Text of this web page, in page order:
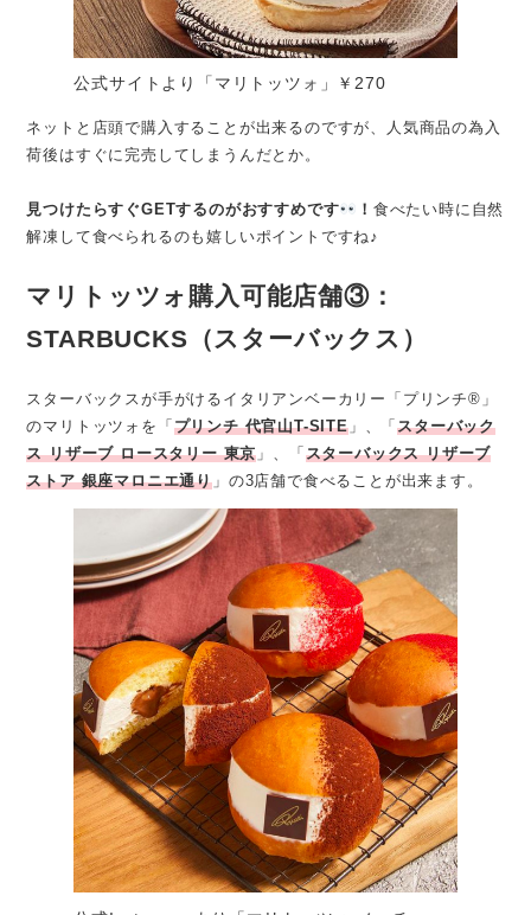
公式サイトより「マリトッツォ」￥270
ネットと店頭で購入することが出来るのですが、人気商品の為入
荷後はすぐに完売してしまうんだとか。
見つけたらすぐGETするのがおすすめです ！ 食べたい時に自然
解凍して食べられるのも嬉しいポイントですね♪
マリトッツォ購入可能店舗③：
STARBUCKS（スターバックス）
スターバックスが手がけるイタリアンベーカリー「プリンチ®」
のマリトッツォを「プリンチ 代官山T-SITE」、「スターバック
ス リザーブ ロースタリー 東京 」、「スターバックス リザーブ
ストア 銀座マロニエ通り 」の3店舗で食べることが出来ます。